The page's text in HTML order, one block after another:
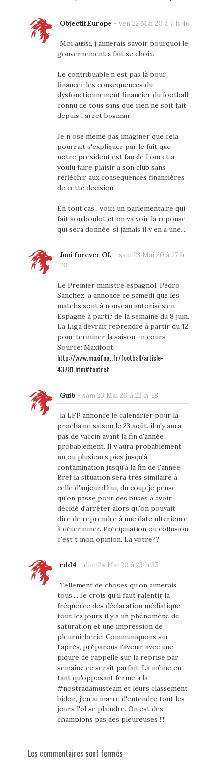
ObjectifEurope- ven 22 Mai 20 à 7 h 46
Moi aussi, j aimerais savoir pourquoi le
gouvernement a fait se choix.
Le contribuable n est pas là pour
financer les consequences du
dysfonctionnement financier du football
connu de tous sans que rien ne soit fait
depuis l arret bosman
Je n ose meme pas imaginer que cela
pourrait s'expliquer par le fait que
notre president est fan de l om et a
voulu faire plaisir a son club sans
réfléchir aux consequences financières
de cette decision.
En tout cas , voici un parlementaire qui
fait son boulot et on va voir la reponse
qui sera donnée, si jamais il y en a une....
Juni forever OL - sam 23 Mai 20 à 17 h
20
Le Premier ministre espagnol, Pedro
Sanchez, a annoncé ce samedi que les
matchs sont à nouveau autorisés en
Espagne à partir de la semaine du 8 juin.
La Liga devrait reprendre à partir du 12
pour terminer la saison en cours. -
Source: Maxifoot,
http://www.maxifoot.fr/football/article-
43781.htm#footref
Guib- sam 23 Mai 20 à 22 h 48
la LFP annonce le calendrier pour la
prochaine saison le 23 août. il n'y aura
pas de vaccin avant la fin d'année
probablement. Il y aura probablement
un ou plusieurs pics jusqu'à
contamination jusqu'à la fin de l'année.
Bref la situation sera très similaire à
celle d'aujourd'hui, du coup je pense
qu'on passe pour des buses à avoir
décidé d'arrêter alors qu'on pouvait
dire de reprendre à une date ultérieure
à déterminer. Précipitation ou collusion
c'est t mon opinion. La votre??
rdd4 - dim 24 Mai 20 à 23 h 35
Tellement de choses qu'on aimerais
tous.... Je crois qu'il faut ralentir la
fréquence des déclaration médiatique,
tout les jours il y a un phénomène de
saturation et une impression de
pleurnicherie. Communiquons sur
l'après, préparons l'avenir avec une
piqure de rappelle sur la reprise par
semaine ce serait parfait. Là même en
tant qu'opposant ferme a la
#nostradamusteam et leurs classement
bidon, j'en ai marre d'entendre tout les
jours l'ol se plaindre. On est des
champions pas des pleureuses !!!!
Les commentaires sont fermés